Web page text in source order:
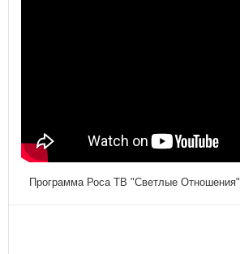
Программа Роса ТВ "Светлые Отношения"